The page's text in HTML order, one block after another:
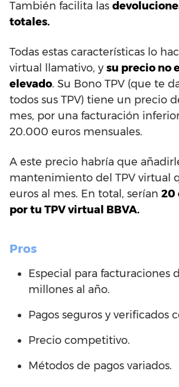
También facilita las
totales.
Todas estas características lo
virtual llamativo, ysu precio no
elevado. Su Bono TPV (que te
todos sus TPV) tiene un precio
mes, por una facturación
20.000 euros mensuales.
A este precio habría que
mantenimiento del TPV virtual
euros al mes. En total, serían 20
por tu TPV virtual BBVA.
Pros
Especial para facturaciones
millones al año.
Pagos seguros y verificados
Precio competitivo.
Métodos de pagos variados.